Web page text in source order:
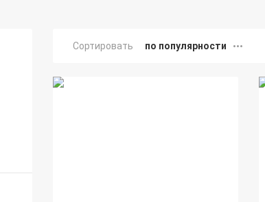
Сортировать по популярности